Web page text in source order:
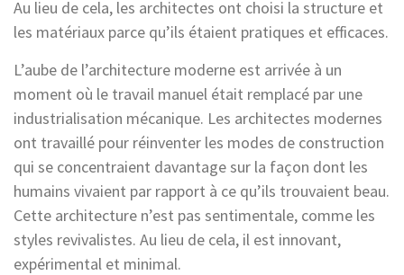
Au lieu de cela, les architectes ont choisi la structure et
les matériaux parce qu’ils étaient pratiques et efficaces.
L’aube de l’architecture moderne est arrivée à un
moment où le travail manuel était remplacé par une
industrialisation mécanique. Les architectes modernes
ont travaillé pour réinventer les modes de construction
qui se concentraient davantage sur la façon dont les
humains vivaient par rapport à ce qu’ils trouvaient beau.
Cette architecture n’est pas sentimentale, comme les
styles revivalistes. Au lieu de cela, il est innovant,
expérimental et minimal.